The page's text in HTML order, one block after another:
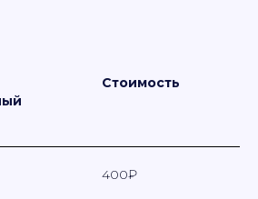
Стоимость
400₽